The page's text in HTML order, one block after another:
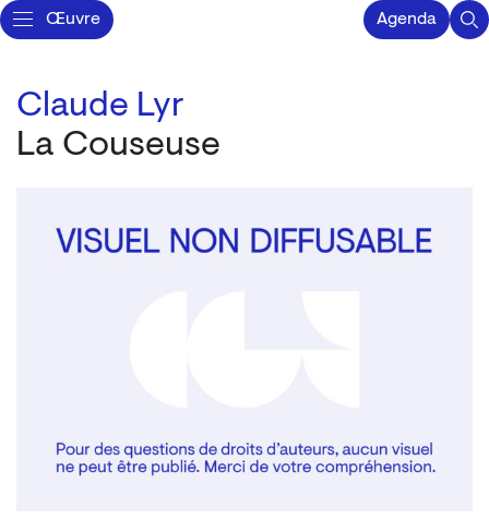
Œuvre Agenda
Claude Lyr
La Couseuse